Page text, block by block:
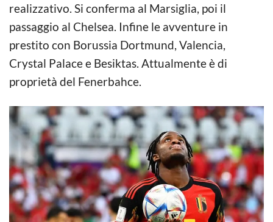
realizzativo. Si conferma al Marsiglia, poi il
passaggio al Chelsea. Infine le avventure in
prestito con Borussia Dortmund, Valencia,
Crystal Palace e Besiktas. Attualmente è di
proprietà del Fenerbahce.